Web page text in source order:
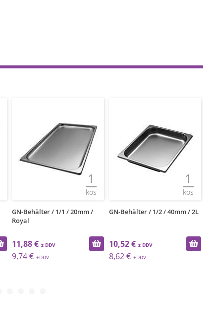
1
kos
GN-Behälter / 1/1 / 20mm /
Royal
11,88 €
9,74 €
1
kos
GN-Behälter / 1/2 / 40mm / 2L
10,52 €
8,62 €